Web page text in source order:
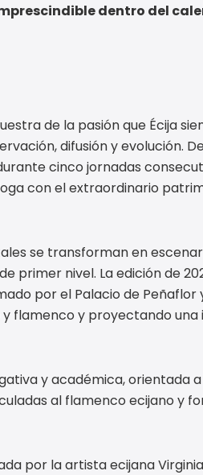
dentro del
de la pasión que Écija
difusión y evolución.
cinco jornadas
con el extraordinario
se transforman en
primer nivel. La edición de
por el Palacio de Peñaflor
flamenco y proyectando una
y académica, orientada
al flamenco ecijano y
por la artista ecijana